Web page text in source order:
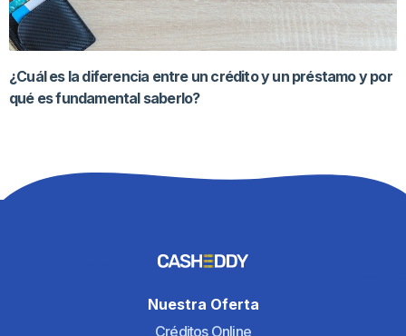
¿Cuál es la diferencia entre un crédito y un préstamo y por
qué es fundamental saberlo?
Nuestra Oferta
Créditos Online